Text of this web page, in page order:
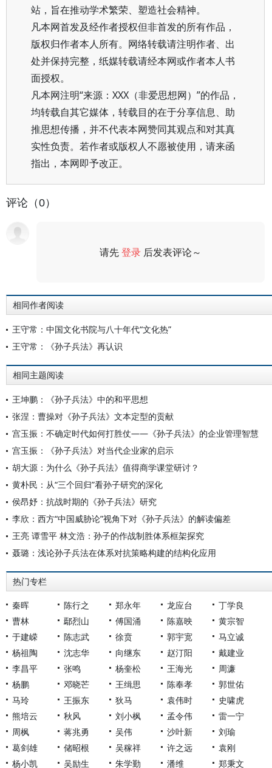
站，旨在推动学术繁荣、塑造社会精神。
凡本网首发及经作者授权但非首发的所有作品，
版权归作者本人所有。网络转载请注明作者、出
处并保持完整，纸媒转载请经本网或作者本人书
面授权。
凡本网注明“来源：XXX（非爱思想网）”的作品，
均转载自其它媒体，转载目的在于分享信息、助
推思想传播，并不代表本网赞同其观点和对其真
实性负责。若作者或版权人不愿被使用，请来函
指出，本网即予改正。
评论（0）
请先登录 后发表评论～
相同作者阅读
王守常：中国文化书院与八十年代“文化热”
王守常：《孙子兵法》再认识
相同主题阅读
王坤鹏：《孙子兵法》中的和平思想
张涅：曹操对《孙子兵法》文本定型的贡献
宫玉振：不确定时代如何打胜仗——《孙子兵法》的企业管理智慧
宫玉振：《孙子兵法》对当代企业家的启示
胡大源：为什么《孙子兵法》值得商学课堂研讨？
黄朴民：从“三个回归”看孙子研究的深化
侯昂妤：抗战时期的《孙子兵法》研究
李欣：西方“中国威胁论”视角下对《孙子兵法》的解读偏差
王亮 谭雪平 林文浩：孙子的作战制胜体系框架探究
聂璐：浅论孙子兵法在体系对抗策略构建的结构化应用
热门专栏
秦晖 陈行之 郑永年 龙应台
丁学良
曹林
鄢烈山 傅国涌 陈嘉映
黄宗智
于建嵘
陈志武 徐贲 郭宇宽
马立诚
杨祖陶
沈志华 向继东 赵汀阳
戴建业
李昌平
张鸣 杨奎松 王海光
周濂
杨鹏
邓晓芒 王缉思 陈奉孝
郭世佑
马玲
王振东 狄马 袁伟时
史啸虎
熊培云
秋风 刘小枫 孟令伟
雷一宁
周枫
蒋兆勇 吴伟 沙叶新
刘瑜
葛剑雄
储昭根 吴稼祥 许之远
袁刚
杨小凯
吴励生 朱学勤 潘维 郑秉文